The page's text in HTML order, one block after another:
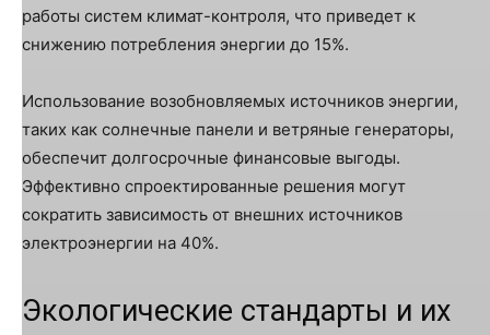
работы систем климат-контроля, что приведет к
снижению потребления энергии до 15%.
Использование возобновляемых источников энергии,
таких как солнечные панели и ветряные генераторы,
обеспечит долгосрочные финансовые выгоды.
Эффективно спроектированные решения могут
сократить зависимость от внешних источников
электроэнергии на 40%.
Экологические стандарты и их